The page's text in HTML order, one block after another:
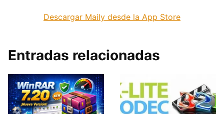
Descargar Maily desde la App Store
Entradas relacionadas